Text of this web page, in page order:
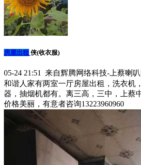
房屋出租 侠(收衣服)
05-24 21:51 来自辉腾网络科技-上蔡喇叭
和谐人家有两室一厅房屋出租，洗衣机
器，抽烟机都有。离三高，三中，上蔡
价格美丽，有意者咨询13223960960